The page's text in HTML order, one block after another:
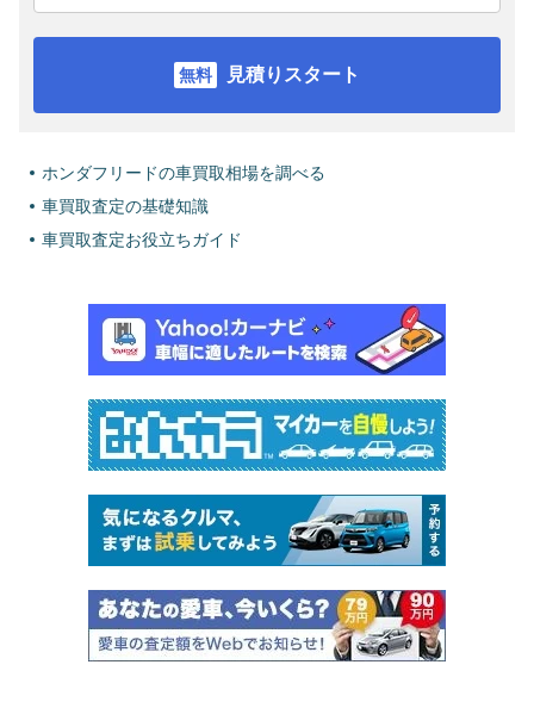
見積りスタート
ホンダフリードの車買取相場を調べる
車買取査定の基礎知識
車買取査定お役立ちガイド